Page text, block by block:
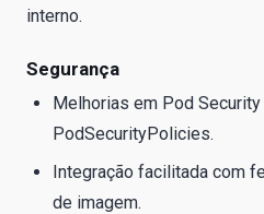
interno.
Segurança
Melhorias em Pod
PodSecurityPolicies.
Integração facilitada com
de imagem.